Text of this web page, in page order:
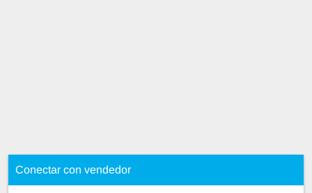
Conectar con vendedor